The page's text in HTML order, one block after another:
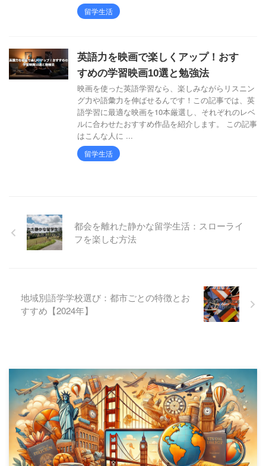
留学生活
英語力を映画で楽しくアップ！おす
すめの学習映画10選と勉強法
映画を使った英語学習なら、楽しみながらリスニン
グ力や語彙力を伸ばせるんです！この記事では、英
語学習に最適な映画を10本厳選し、それぞれのレベ
ルに合わせたおすすめ作品を紹介します。 この記事
はこんな人に ...
留学生活
都会を離れた静かな留学生活：スローライ
フを楽しむ方法
地域別語学学校選び：都市ごとの特徴とお
すすめ【2024年】